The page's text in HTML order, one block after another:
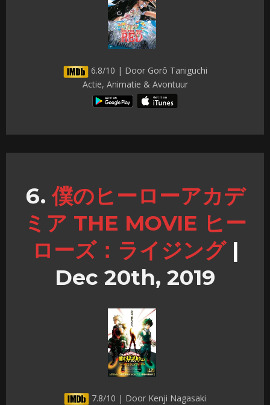
6.8/10 | Door Gorô Taniguchi
Actie, Animatie & Avontuur
僕のヒーローアカデ
ミア THE MOVIE ヒー
ローズ：ライジング |
Dec 20th, 2019
7.8/10 | Door Kenji Nagasaki